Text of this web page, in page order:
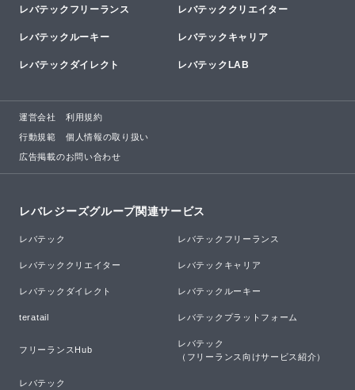
レバテックフリーランス レバテッククリエイター
レバテックルーキー レバテックキャリア
レバテックダイレクト レバテックLAB
運営会社 利用規約
行動規範 個人情報の取り扱い
広告掲載のお問い合わせ
レバレジーズグループ関連サービス
レバテック レバテックフリーランス
レバテッククリエイター レバテックキャリア
レバテックダイレクト レバテックルーキー
teratail レバテックプラットフォーム
フリーランスHub
レバテック
（フリーランス向けサービス紹介）
レバテック